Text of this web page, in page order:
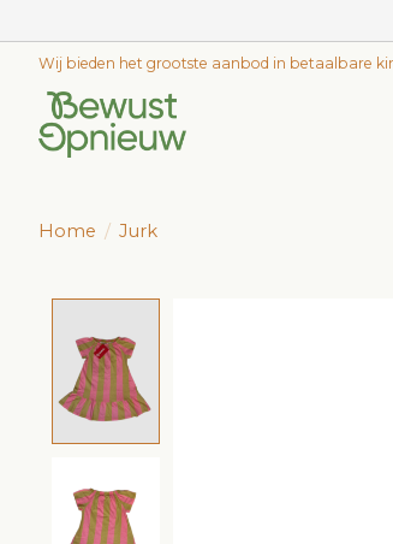
Wij bieden het grootste aanbod in betaalbare
Home / Jurk